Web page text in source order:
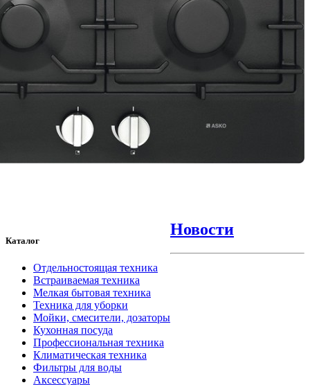
Каталог
Отдельностоящая техника
Встраиваемая техника
Мелкая бытовая техника
Техника для уборки
Мойки, смесители, дозаторы
Кухонная посуда
Профессиональная техника
Климатическая техника
Фильтры для воды
Аксессуары
Новости